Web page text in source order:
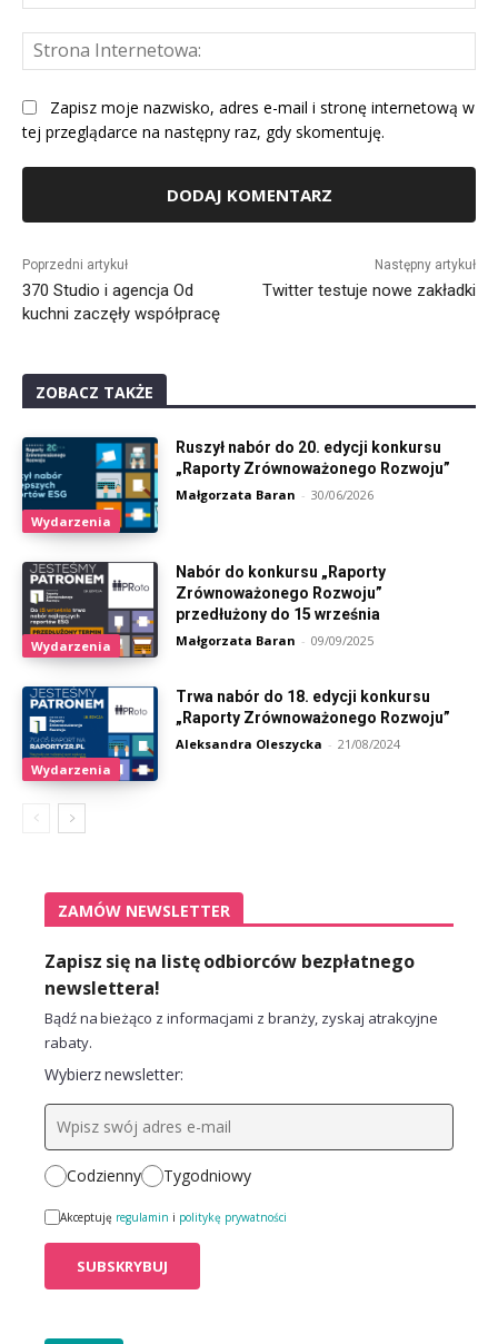
Zapisz moje nazwisko, adres e-mail i stronę internetową w
tej przeglądarce na następny raz, gdy skomentuję.
Poprzedni artykuł
370 Studio i agencja Od
kuchni zaczęły współpracę
Następny artykuł
Twitter testuje nowe zakładki
ZOBACZ TAKŻE
Wydarzenia
Ruszył nabór do 20. edycji konkursu
„Raporty Zrównoważonego Rozwoju”
Małgorzata Baran - 30/06/2026
Wydarzenia
Nabór do konkursu „Raporty
Zrównoważonego Rozwoju”
przedłużony do 15 września
Małgorzata Baran - 09/09/2025
Wydarzenia
Trwa nabór do 18. edycji konkursu
„Raporty Zrównoważonego Rozwoju”
Aleksandra Oleszycka - 21/08/2024
ZAMÓW NEWSLETTER
Zapisz się na listę odbiorców bezpłatnego
newslettera!
Bądź na bieżąco z informacjami z branży, zyskaj atrakcyjne
rabaty.
Wybierz newsletter:
Codzienny Tygodniowy
Akceptuję regulamin i politykę prywatności